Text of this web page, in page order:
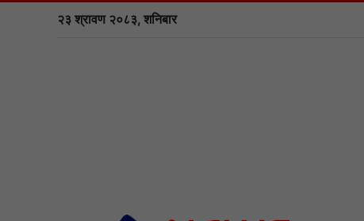
२३ श्रावण २०८३, शनिबार